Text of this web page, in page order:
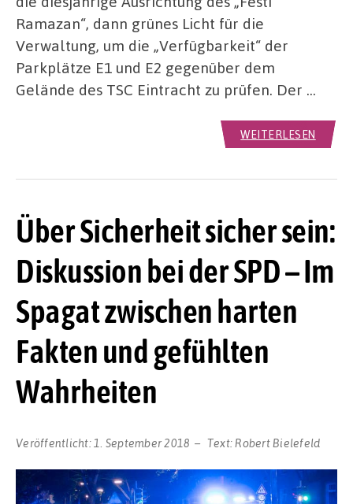
Ramazan“, dann grünes Licht für die
Verwaltung, um die „Verfügbarkeit“ der
Parkplätze E1 und E2 gegenüber dem
Gelände des TSC Eintracht zu prüfen. Der …
WEITERLESEN
Über Sicherheit sicher sein:
Diskussion bei der SPD – Im
Spagat zwischen harten
Fakten und gefühlten
Wahrheiten
Veröffentlicht: 1. September 2018 Text: Robert Bielefeld